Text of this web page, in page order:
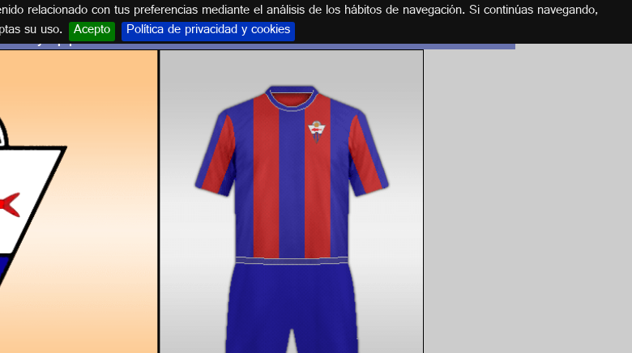
relacionado con tus preferencias mediante el análisis de los hábitos de navegación. Si continúas navegando,
su uso. Acepto Política de privacidad y cookies
y equipación C.F. MOLLET